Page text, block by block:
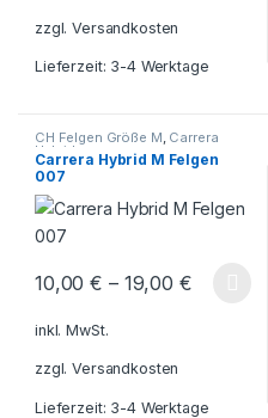
zzgl.Versandkosten
Lieferzeit: 3-4 Werktage
CH Felgen Größe M, Carrera
Hybrid
Carrera Hybrid M Felgen
007
10,00€ – 19,00 €
Dieses Produkt weist
inkl. MwSt.
zzgl.Versandkosten
Lieferzeit: 3-4 Werktage